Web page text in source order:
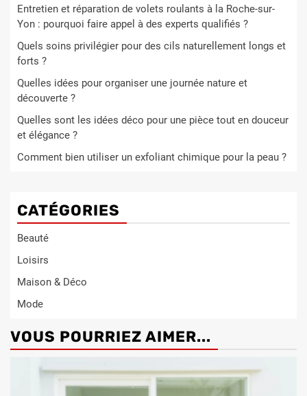
Entretien et réparation de volets roulants à la Roche-sur-
Yon : pourquoi faire appel à des experts qualifiés ?
Quels soins privilégier pour des cils naturellement longs et
forts ?
Quelles idées pour organiser une journée nature et
découverte ?
Quelles sont les idées déco pour une pièce tout en douceur
et élégance ?
Comment bien utiliser un exfoliant chimique pour la peau ?
CATÉGORIES
Beauté
Loisirs
Maison & Déco
Mode
VOUS POURRIEZ AIMER...